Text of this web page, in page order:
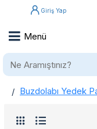
Giriş Yap
Ne
home
Buzdolabı Yedek